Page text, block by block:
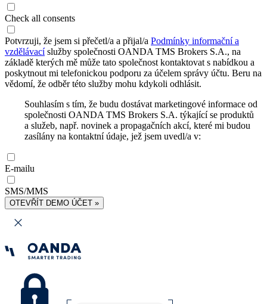
Check all consents
Potvrzuji, že jsem si přečetl/a a přijal/a Podmínky informační a
vzdělávacíslužby společnosti OANDA TMS Brokers S.A., na
základě kterých mě může tato společnost kontaktovat s nabídkou a
poskytnout mi telefonickou podporu za účelem správy účtu. Beru na
vědomí, že odběr této služby mohu kdykoli odhlásit.
Souhlasím s tím, že budu dostávat marketingové informace od
společnosti OANDA TMS Brokers S.A. týkající se produktů
a služeb, např. novinek a propagačních akcí, které mi budou
zasílány na kontaktní údaje, jež jsem uvedl/a v:
E-mailu
SMS/MMS
OTEVŘÍT DEMO ÚČET »